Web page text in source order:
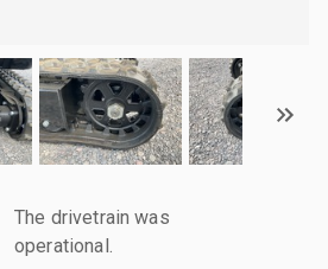
The drivetrain was
operational.